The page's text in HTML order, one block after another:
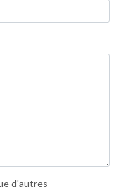
d'autres